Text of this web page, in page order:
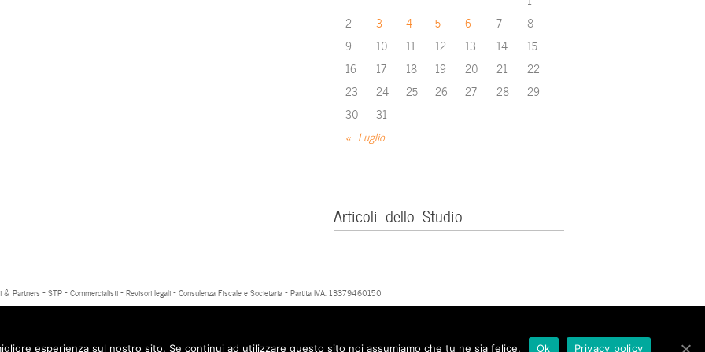
« Luglio
2
3 4 5 6 7
8
9
10 11 12 13 14
15
16
17 18 19 20 21
22
23
24 25 26 27 28
29
30
31
Articoli dello Studio
& Partners - STP - Commercialisti - Revisori legali - Consulenza Fiscale e Societaria - Partita IVA: 13379460150
esperienza sul nostro sito. Se continui ad utilizzare questo sito noi assumiamo che tu ne sia felice. Ok Privacy policy